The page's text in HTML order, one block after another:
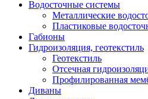
Водосточные системы
Металлические
Пластиковые
Габионы
Гидроизоляция, геотекстиль
Геотекстиль
Отсечная
Профилированная
Диваны